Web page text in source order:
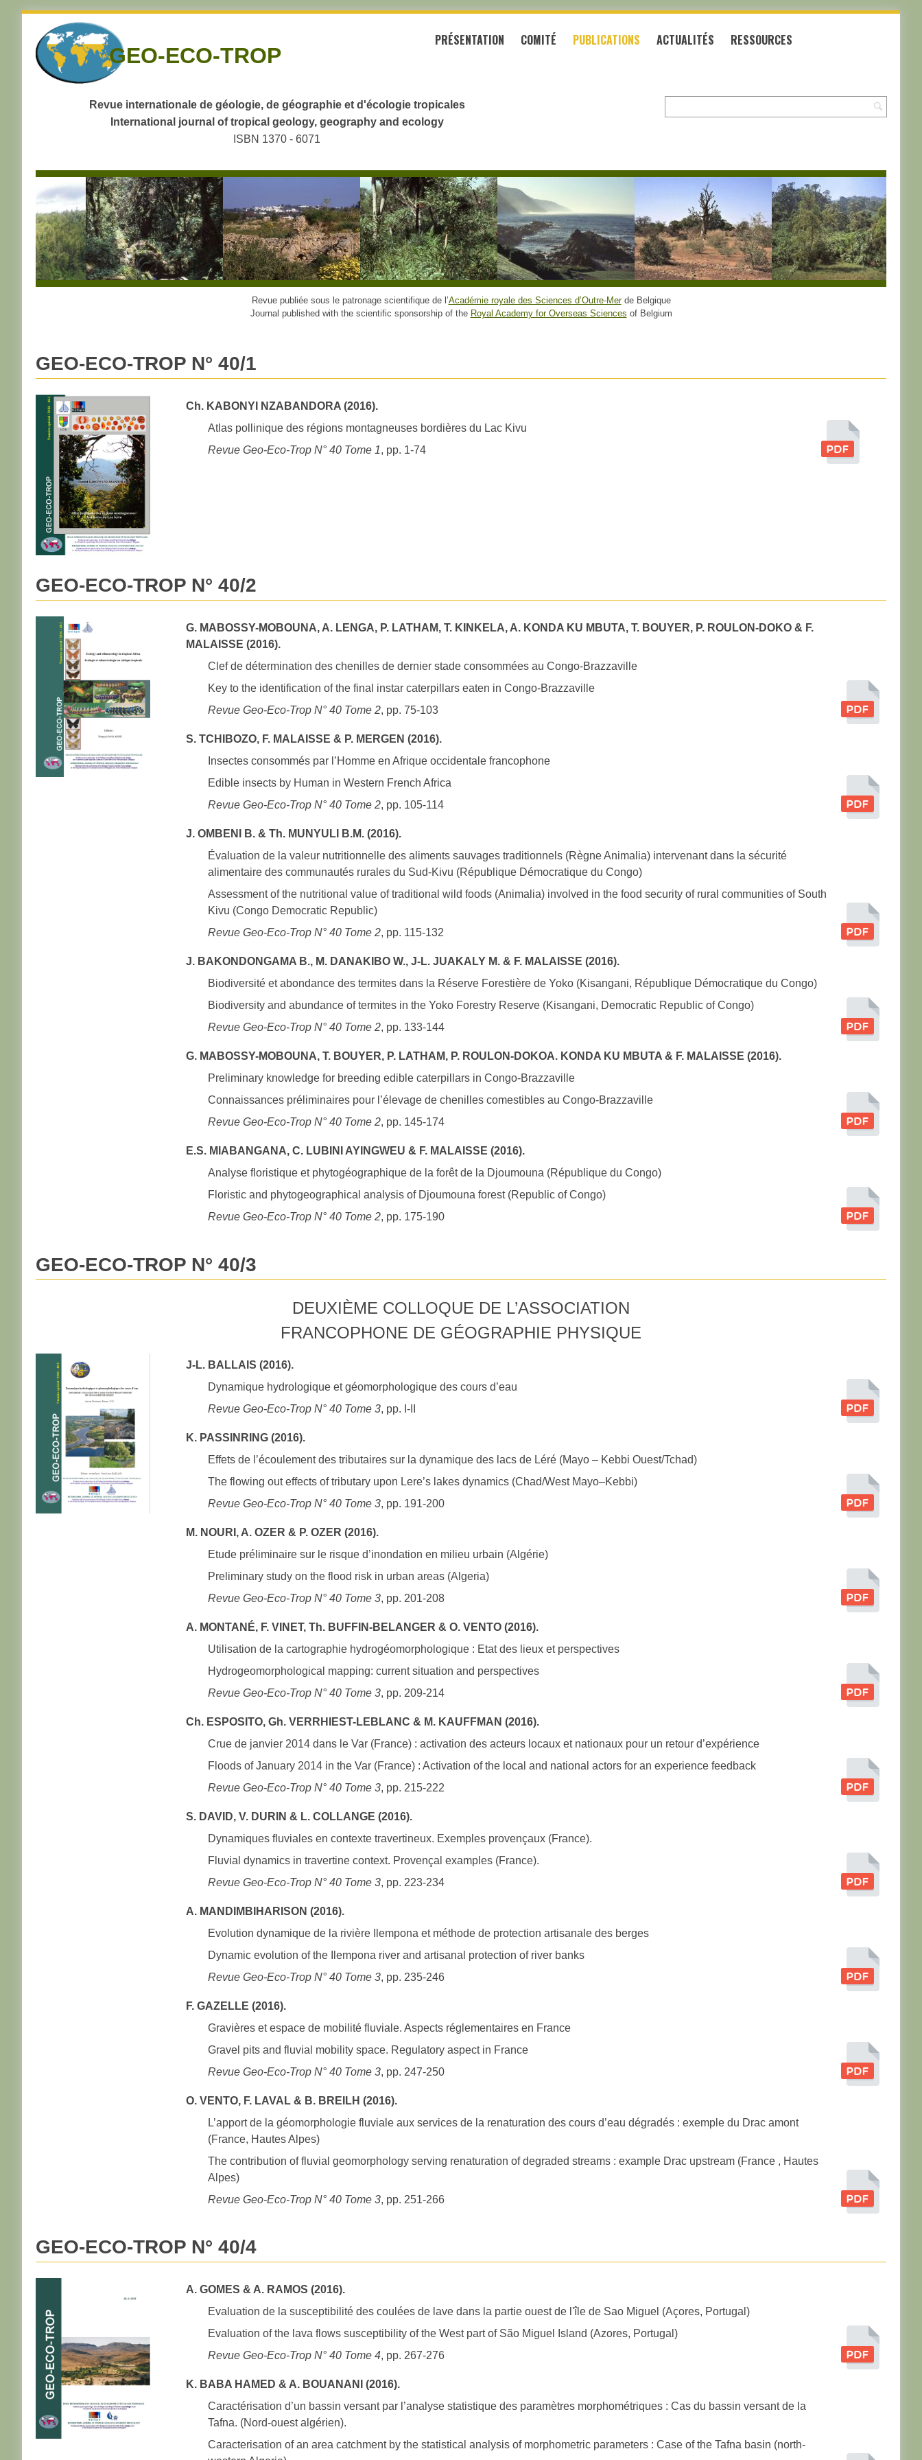
navigation
Skip
GEO-ECO-TROP
PRÉSENTATION COMITÉ PUBLICATIONS ACTUALITÉS RESSOURCES
Revue internationale de géologie, de géographie et d'écologie tropicales
International journal of tropical geology, geography and ecology
ISBN 1370 - 6071
Revue publiée sous le patronage scientifique de l’Académie royale des Sciences d’Outre-Merde Belgique
Journal published with the scientific sponsorship of the Royal Academy for Overseas Sciences of Belgium
GEO-ECO-TROP N° 40/1
Ch. KABONYI NZABANDORA (2016).
Atlas pollinique des régions montagneuses bordières du Lac Kivu
Revue Geo-Eco-Trop N° 40 Tome 1, pp. 1-74
GEO-ECO-TROP N° 40/2
G. MABOSSY-MOBOUNA, A. LENGA, P. LATHAM, T. KINKELA, A. KONDA KU MBUTA, T. BOUYER, P. ROULON-DOKO & F.
MALAISSE (2016).
Clef de détermination des chenilles de dernier stade consommées au Congo-Brazzaville
Key to the identification of the final instar caterpillars eaten in Congo-Brazzaville
Revue Geo-Eco-Trop N° 40 Tome 2, pp. 75-103
S. TCHIBOZO, F. MALAISSE & P. MERGEN (2016).
Insectes consommés par l’Homme en Afrique occidentale francophone
Edible insects by Human in Western French Africa
Revue Geo-Eco-Trop N° 40 Tome 2, pp. 105-114
J. OMBENI B. & Th. MUNYULI B.M. (2016).
Évaluation de la valeur nutritionnelle des aliments sauvages traditionnels (Règne Animalia) intervenant dans la sécurité
alimentaire des communautés rurales du Sud-Kivu (République Démocratique du Congo)
Assessment of the nutritional value of traditional wild foods (Animalia) involved in the food security of rural communities of South
Kivu (Congo Democratic Republic)
Revue Geo-Eco-Trop N° 40 Tome 2, pp. 115-132
J. BAKONDONGAMA B., M. DANAKIBO W., J-L. JUAKALY M. & F. MALAISSE (2016).
Biodiversité et abondance des termites dans la Réserve Forestière de Yoko (Kisangani, République Démocratique du Congo)
Biodiversity and abundance of termites in the Yoko Forestry Reserve (Kisangani, Democratic Republic of Congo)
Revue Geo-Eco-Trop N° 40 Tome 2, pp. 133-144
G. MABOSSY-MOBOUNA, T. BOUYER, P. LATHAM, P. ROULON-DOKOA. KONDA KU MBUTA & F. MALAISSE (2016).
Preliminary knowledge for breeding edible caterpillars in Congo-Brazzaville
Connaissances préliminaires pour l’élevage de chenilles comestibles au Congo-Brazzaville
Revue Geo-Eco-Trop N° 40 Tome 2, pp. 145-174
E.S. MIABANGANA, C. LUBINI AYINGWEU & F. MALAISSE (2016).
Analyse floristique et phytogéographique de la forêt de la Djoumouna (République du Congo)
Floristic and phytogeographical analysis of Djoumouna forest (Republic of Congo)
Revue Geo-Eco-Trop N° 40 Tome 2, pp. 175-190
GEO-ECO-TROP N° 40/3
DEUXIÈME COLLOQUE DE L’ASSOCIATION
FRANCOPHONE DE GÉOGRAPHIE PHYSIQUE
J-L. BALLAIS (2016).
Dynamique hydrologique et géomorphologique des cours d’eau
Revue Geo-Eco-Trop N° 40 Tome 3, pp. I-II
K. PASSINRING (2016).
Effets de l’écoulement des tributaires sur la dynamique des lacs de Léré (Mayo – Kebbi Ouest/Tchad)
The flowing out effects of tributary upon Lere’s lakes dynamics (Chad/West Mayo–Kebbi)
Revue Geo-Eco-Trop N° 40 Tome 3, pp. 191-200
M. NOURI, A. OZER & P. OZER (2016).
Etude préliminaire sur le risque d’inondation en milieu urbain (Algérie)
Preliminary study on the flood risk in urban areas (Algeria)
Revue Geo-Eco-Trop N° 40 Tome 3, pp. 201-208
A. MONTANÉ, F. VINET, Th. BUFFIN-BELANGER & O. VENTO (2016).
Utilisation de la cartographie hydrogéomorphologique : Etat des lieux et perspectives
Hydrogeomorphological mapping: current situation and perspectives
Revue Geo-Eco-Trop N° 40 Tome 3, pp. 209-214
Ch. ESPOSITO, Gh. VERRHIEST-LEBLANC & M. KAUFFMAN (2016).
Crue de janvier 2014 dans le Var (France) : activation des acteurs locaux et nationaux pour un retour d’expérience
Floods of January 2014 in the Var (France) : Activation of the local and national actors for an experience feedback
Revue Geo-Eco-Trop N° 40 Tome 3, pp. 215-222
S. DAVID, V. DURIN & L. COLLANGE (2016).
Dynamiques fluviales en contexte travertineux. Exemples provençaux (France).
Fluvial dynamics in travertine context. Provençal examples (France).
Revue Geo-Eco-Trop N° 40 Tome 3, pp. 223-234
A. MANDIMBIHARISON (2016).
Evolution dynamique de la rivière Ilempona et méthode de protection artisanale des berges
Dynamic evolution of the Ilempona river and artisanal protection of river banks
Revue Geo-Eco-Trop N° 40 Tome 3, pp. 235-246
F. GAZELLE (2016).
Gravières et espace de mobilité fluviale. Aspects réglementaires en France
Gravel pits and fluvial mobility space. Regulatory aspect in France
Revue Geo-Eco-Trop N° 40 Tome 3, pp. 247-250
O. VENTO, F. LAVAL & B. BREILH (2016).
L’apport de la géomorphologie fluviale aux services de la renaturation des cours d’eau dégradés : exemple du Drac amont
(France, Hautes Alpes)
The contribution of fluvial geomorphology serving renaturation of degraded streams : example Drac upstream (France , Hautes
Alpes)
Revue Geo-Eco-Trop N° 40 Tome 3, pp. 251-266
GEO-ECO-TROP N° 40/4
A. GOMES & A. RAMOS (2016).
Evaluation de la susceptibilité des coulées de lave dans la partie ouest de l'île de Sao Miguel (Açores, Portugal)
Evaluation of the lava flows susceptibility of the West part of São Miguel Island (Azores, Portugal)
Revue Geo-Eco-Trop N° 40 Tome 4, pp. 267-276
K. BABA HAMED & A. BOUANANI (2016).
Caractérisation d’un bassin versant par l’analyse statistique des paramètres morphométriques : Cas du bassin versant de la
Tafna. (Nord-ouest algérien).
Caracterisation of an area catchment by the statistical analysis of morphometric parameters : Case of the Tafna basin (north-